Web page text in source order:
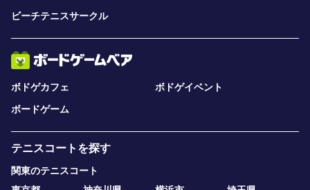
ビーチテニスサークル
ボドゲカフェ
ボドゲイベント
ボードゲーム
テニスコートを探す
関東のテニスコート